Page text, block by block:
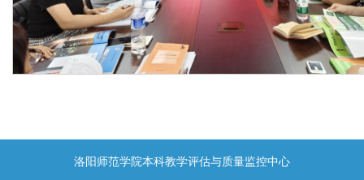
洛阳师范学院本科教学评估与质量监控中心